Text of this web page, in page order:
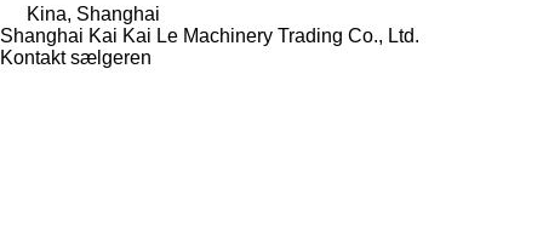
Kina, Shanghai
Shanghai Kai Kai Le Machinery Trading Co., Ltd.
Kontakt sælgeren